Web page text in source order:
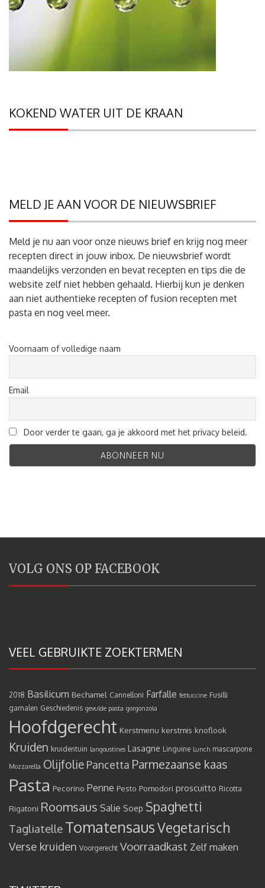
KOKEND WATER UIT DE KRAAN
MELD JE AAN VOOR DE NIEUWSBRIEF
Meld je nu aan voor onze nieuws brief en krijg nog meer
recepten direct in jouw inbox. De nieuwsbrief wordt
maandelijks verzonden en bevat recepten en tips die de
website zelf niet hebben gehaald. Hierbij kun je denken
aan niet authentieke recepten of fusion recepten met
pasta en nog veel meer.
Voornaam of volledige naam
Email
Door verder te gaan, ga je akkoord met het privacy beleid.
VOLG ONS OP FACEBOOK
VEEL GEBRUIKTE ZOEKTERMEN
2018 Basilicum Bechamel Cannelloni Farfalle fettuccine Fusilli
garnalen Geschiedenis gevulde pasta gorgonzola
Hoofdgerecht Kerstmenu kerstmis knoflook
Kruiden kruidentuin langoustines Lasagne Linguine Lunch mascarpone
Mozzarella Olijfolie Pancetta Parmezaanse kaas
Pasta Pecorino Penne Pesto Pomodori proscuitto Ricotta
Rigatoni Roomsaus Salie Soep Spaghetti
Tagliatelle TomatensausVegetarisch
Verse kruiden Voorgerecht Voorraadkast Zelf maken